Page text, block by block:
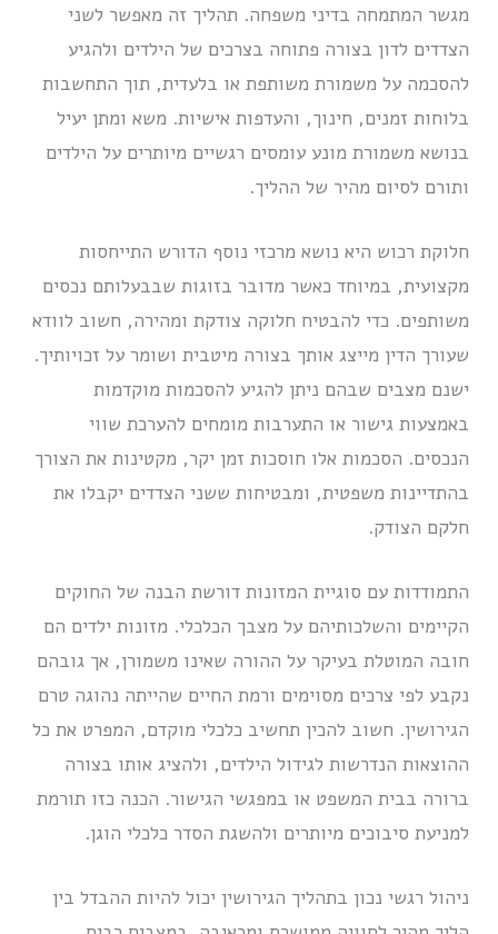
מגשר המתמחה בדיני משפחה. תהליך זה מאפשר לשני
הצדדים לדון בצורה פתוחה בצרכים של הילדים ולהגיע
להסכמה על משמורת משותפת או בלעדית, תוך התחשבות
בלוחות זמנים, חינוך, והעדפות אישיות. משא ומתן יעיל
בנושא משמורת מונע עומסים רגשיים מיותרים על הילדים
ותורם לסיום מהיר של ההליך.
חלוקת רכוש היא נושא מרכזי נוסף הדורש התייחסות
מקצועית, במיוחד כאשר מדובר בזוגות שבבעלותם נכסים
משותפים. כדי להבטיח חלוקה צודקת ומהירה, חשוב לוודא
שעורך הדין מייצג אותך בצורה מיטבית ושומר על זכויותיך.
ישנם מצבים שבהם ניתן להגיע להסכמות מוקדמות
באמצעות גישור או התערבות מומחים להערכת שווי
הנכסים. הסכמות אלו חוסכות זמן יקר, מקטינות את הצורך
בהתדיינות משפטית, ומבטיחות ששני הצדדים יקבלו את
חלקם הצודק.
התמודדות עם סוגיית המזונות דורשת הבנה של החוקים
הקיימים והשלכותיהם על מצבך הכלכלי. מזונות ילדים הם
חובה המוטלת בעיקר על ההורה שאינו משמורן, אך גובהם
נקבע לפי צרכים מסוימים ורמת החיים שהייתה נהוגה טרם
הגירושין. חשוב להכין תחשיב כלכלי מוקדם, המפרט את כל
ההוצאות הנדרשות לגידול הילדים, ולהציג אותו בצורה
ברורה בבית המשפט או במפגשי הגישור. הכנה כזו תורמת
למניעת סיבוכים מיותרים ולהשגת הסדר כלכלי הוגן.
ניהול רגשי נכון בתהליך הגירושין יכול להיות ההבדל בין